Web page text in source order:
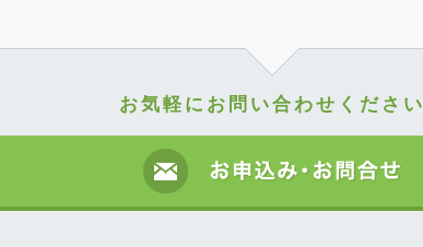
お気軽にお問い合わせください